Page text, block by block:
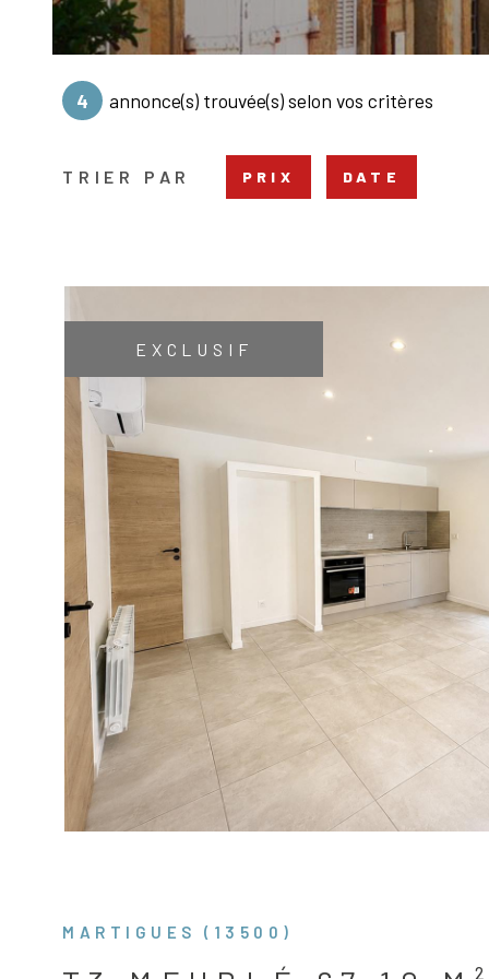
4 annonce(s) trouvée(s) selon vos critères
TRIER PAR PRIX DATE
EXCLUSIF
VOIR LE
MARTIGUES (13500)